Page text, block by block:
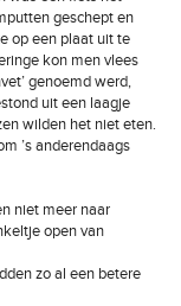
geschept en
op een plaat uit te
kon men vlees
genoemd werd,
uit een laagje
wilden het niet eten.
’s anderendaags
niet meer naar
open van
zo al een betere